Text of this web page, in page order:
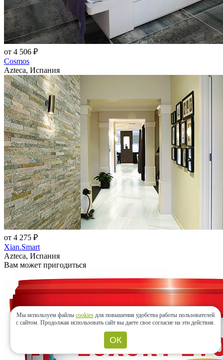
от 4 506 ₽
Cosmos
Azteca, Испания
от 4 275 ₽
Xian.Smart
Azteca, Испания
Вам может пригодиться
Мы используем файлы cookies для повышения удобства работы пользователей
с сайтом. Продолжая использовать сайт вы даете свое согласие на эти действия.
ОК